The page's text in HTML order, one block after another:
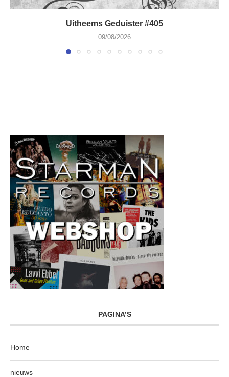
Uitheems Geduister #405
09/08/2026
PAGINA’S
Home
nieuws